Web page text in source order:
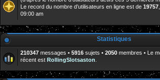
Le record du nombre d’utilisateurs en ligne est de 19757
09:00 am
Statistiques
210347 messages • 5916 sujets • 2050 membres • Le
récent est RollingSlotsaston